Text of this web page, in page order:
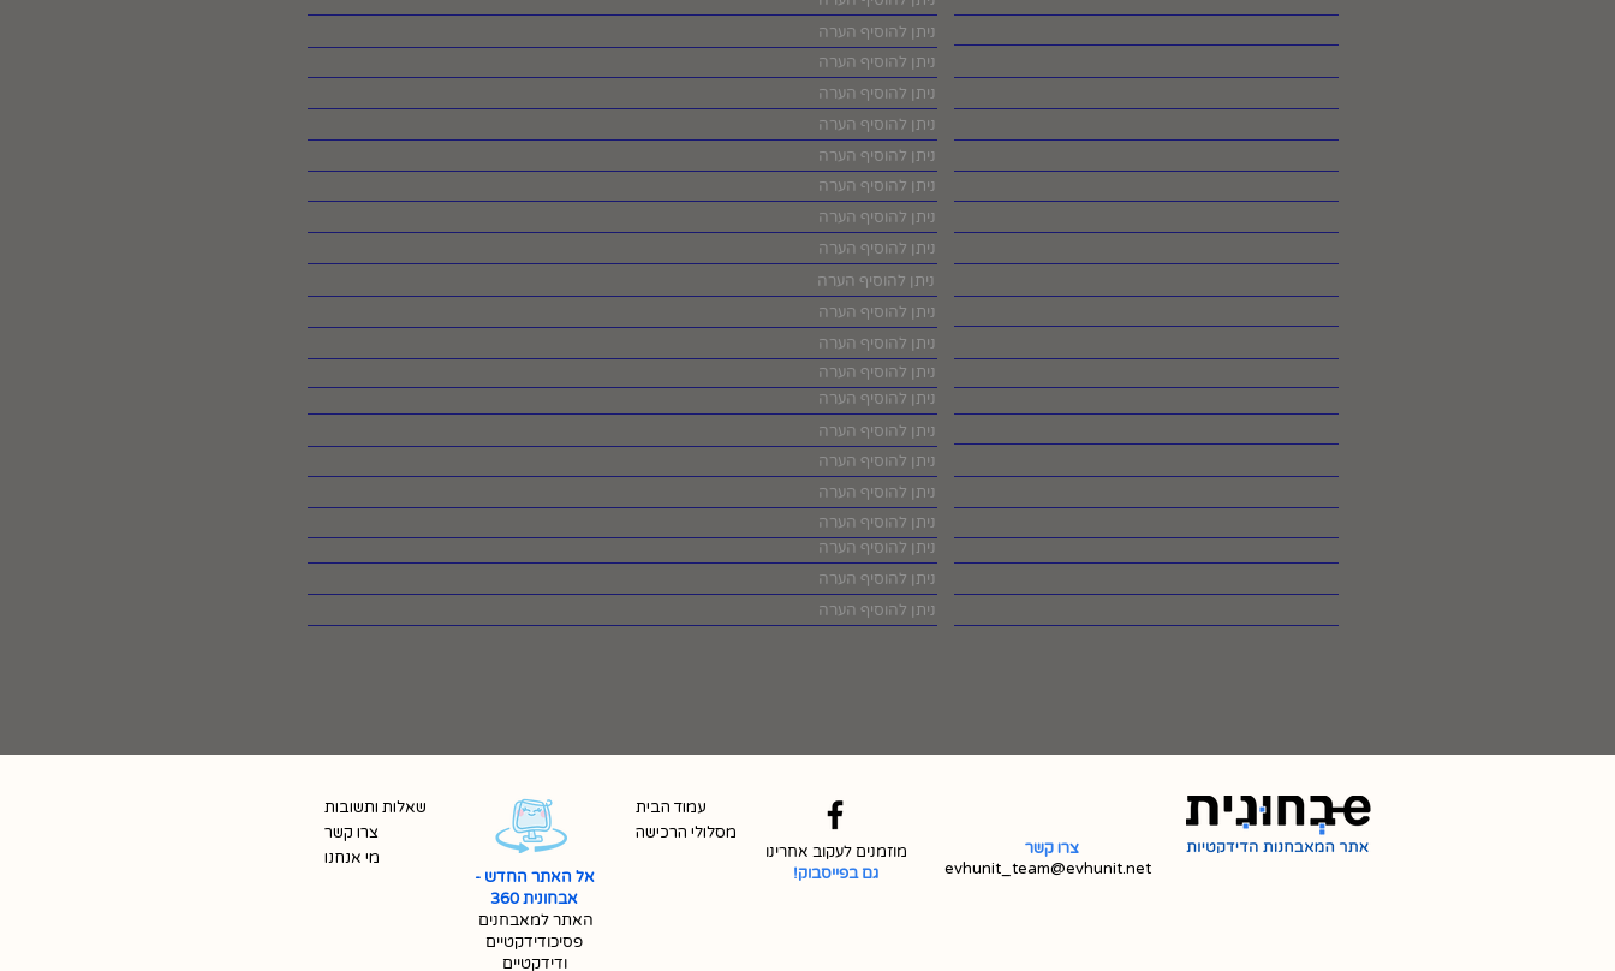
שאלות ותשובות
צרו קשר
מי אנחנו
עמוד הבית
מסלולי הרכישה
אל האתר החדש -
אבחונית 360
האתר למאבחנים
פסיכודידקטיים
ודידקטיים
מוזמנים לעקוב אחרינו
גם בפייסבוק!
צרו קשר
evhunit_team@evhunit.net